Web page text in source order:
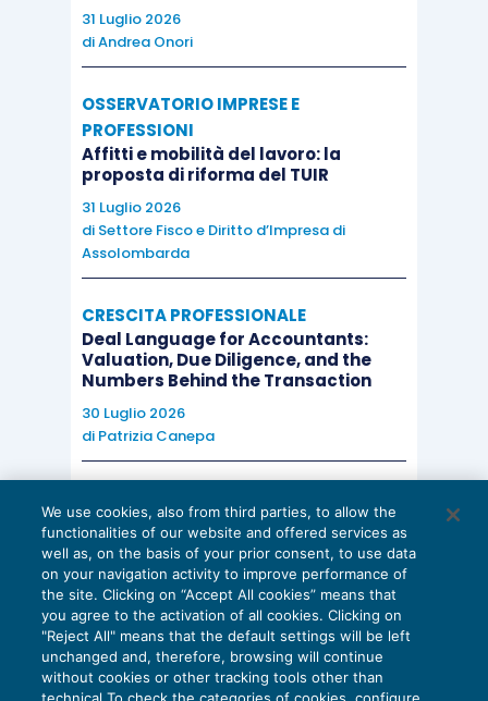
31 Luglio 2026
diAndrea Onori
OSSERVATORIO IMPRESE E
PROFESSIONI
Affitti e mobilità del lavoro: la
proposta di riforma del TUIR
31 Luglio 2026
di Settore Fisco e Diritto d’Impresa di
Assolombarda
CRESCITA PROFESSIONALE
Deal Language for Accountants:
Valuation, Due Diligence, and the
Numbers Behind the Transaction
30 Luglio 2026
di Patrizia Canepa
EU AI Act e studi professionali: le
scadenze concrete
27 Luglio 2026
di Diego BarberieStefano Dovier
We use cookies, also from third parties, to allow the
functionalities of our website and offered services as
well as, on the basis of your prior consent, to use data
on your navigation activity to improve performance of
the site. Clicking on “Accept All cookies” means that
you agree to the activation of all cookies. Clicking on
"Reject All" means that the default settings will be left
unchanged and, therefore, browsing will continue
without cookies or other tracking tools other than